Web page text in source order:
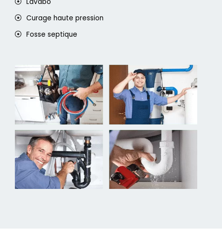
Curage haute pression
Fosse septique